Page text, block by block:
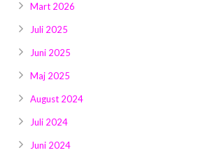
Mart 2026
Juli 2025
Juni 2025
Maj 2025
August 2024
Juli 2024
Juni 2024